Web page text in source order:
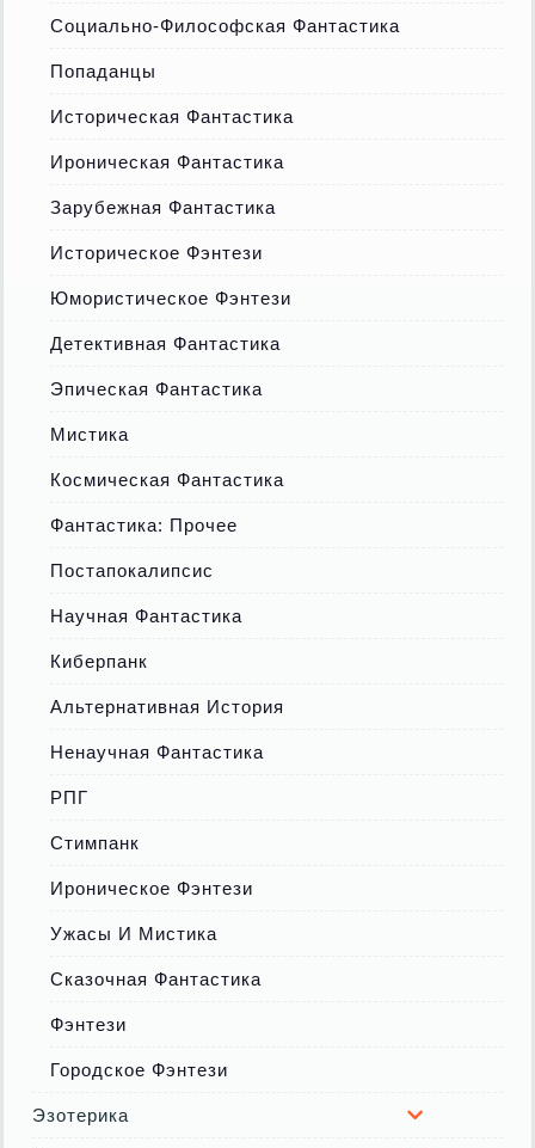
Социально-Философская Фантастика
Попаданцы
Историческая Фантастика
Ироническая Фантастика
Зарубежная Фантастика
Историческое Фэнтези
Юмористическое Фэнтези
Детективная Фантастика
Эпическая Фантастика
Мистика
Космическая Фантастика
Фантастика: Прочее
Постапокалипсис
Научная Фантастика
Киберпанк
Альтернативная История
Ненаучная Фантастика
РПГ
Стимпанк
Ироническое Фэнтези
Ужасы И Мистика
Сказочная Фантастика
Фэнтези
Городское Фэнтези
Эзотерика